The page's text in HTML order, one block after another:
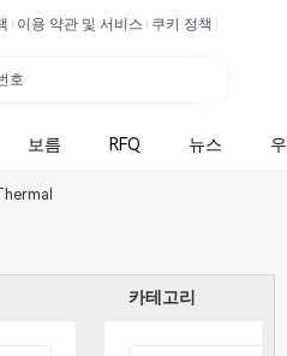
이용 약관 및 서비스 쿠키 정책
호
보름 RFQ 뉴스
Thermal
카테고리